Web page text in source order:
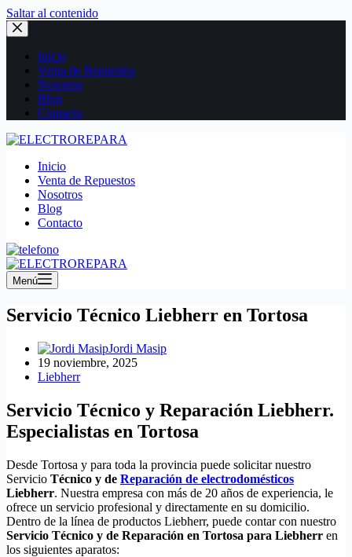
Saltar al contenido
Inicio
Venta de Repuestos
Nosotros
Blog
Contacto
Inicio
Venta de Repuestos
Nosotros
Blog
Contacto
Menú
Servicio Técnico Liebherr en Tortosa
Jordi Masip
19 noviembre, 2025
Liebherr
Servicio Técnico y Reparación Liebherr.
Especialistas en Tortosa
Desde Tortosa y para toda la provincia puede solicitar nuestro
Servicio Técnico y de Reparación de electrodomésticos
Liebherr. Nuestra empresa con más de 20 años de experiencia, le
ofrece un servicio profesional y directamente en su domicilio.
Dentro de la línea de productos Liebherr, puede contar con nuestro
Servicio Técnico y de Reparación en Tortosa para Liebherr en
los siguientes aparatos: